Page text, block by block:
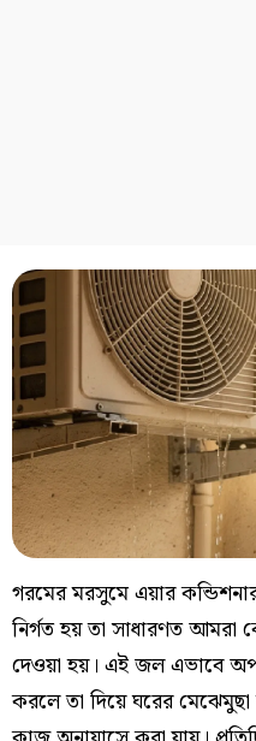
গরমের মরসুমে এয়ার
নির্গত হয় তা সাধারণত
দেওয়া হয়। এই জল এভাবে
করলে তা দিয়ে ঘরের